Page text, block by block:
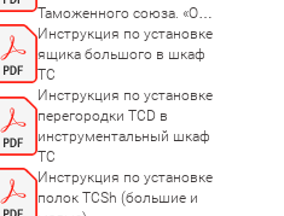
Таможенного союза. «О
безопасности мебельной
продукции ТР ТС
025/2012»
Инструкция по установке
ящика большого в шкаф
TC
Инструкция по установке
перегородки TCD в
инструментальный шкаф
TC
Инструкция по установке
полок TCSh (большие и